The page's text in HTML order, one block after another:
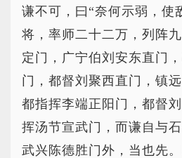
谦不可，曰“奈何示弱，使
将，率师二十二万，列阵
定门，广宁伯刘安东直门
门，都督刘聚西直门，镇
都指挥李端正阳门，都督
挥汤节宣武门，而谦自与
武兴陈德胜门外，当也先